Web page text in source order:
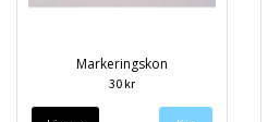
Markeringskon
30 kr